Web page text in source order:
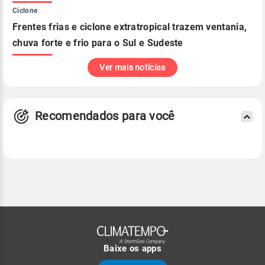
Ciclone
Frentes frias e ciclone extratropical trazem ventania,
chuva forte e frio para o Sul e Sudeste
Ver mais notícias
Recomendados para você
Baixe os apps